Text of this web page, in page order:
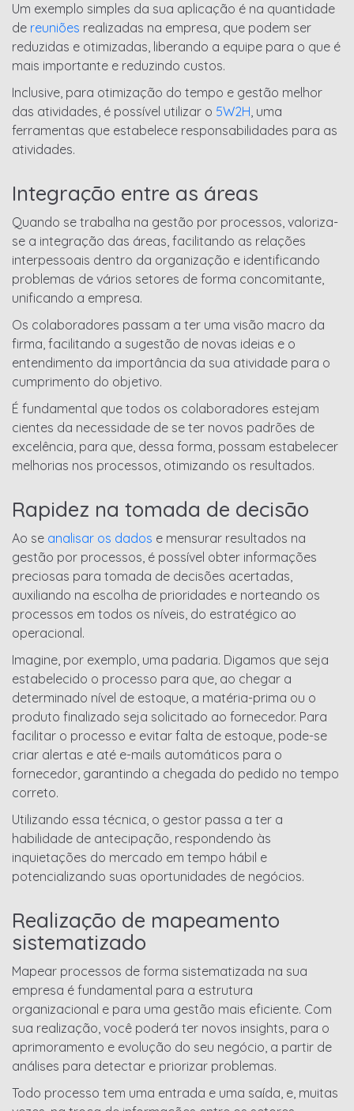
Um exemplo simples da sua aplicação é na quantidade
de reuniões realizadas na empresa, que podem ser
reduzidas e otimizadas, liberando a equipe para o que é
mais importante e reduzindo custos.
Inclusive, para otimização do tempo e gestão melhor
das atividades, é possível utilizar o 5W2H, uma
ferramentas que estabelece responsabilidades para as
atividades.
Integração entre as áreas
Quando se trabalha na gestão por processos, valoriza-
se a integração das áreas, facilitando as relações
interpessoais dentro da organização e identificando
problemas de vários setores de forma concomitante,
unificando a empresa.
Os colaboradores passam a ter uma visão macro da
firma, facilitando a sugestão de novas ideias e o
entendimento da importância da sua atividade para o
cumprimento do objetivo.
É fundamental que todos os colaboradores estejam
cientes da necessidade de se ter novos padrões de
excelência, para que, dessa forma, possam estabelecer
melhorias nos processos, otimizando os resultados.
Rapidez na tomada de decisão
Ao se analisar os dados e mensurar resultados na
gestão por processos, é possível obter informações
preciosas para tomada de decisões acertadas,
auxiliando na escolha de prioridades e norteando os
processos em todos os níveis, do estratégico ao
operacional.
Imagine, por exemplo, uma padaria. Digamos que seja
estabelecido o processo para que, ao chegar a
determinado nível de estoque, a matéria-prima ou o
produto finalizado seja solicitado ao fornecedor. Para
facilitar o processo e evitar falta de estoque, pode-se
criar alertas e até e-mails automáticos para o
fornecedor, garantindo a chegada do pedido no tempo
correto.
Utilizando essa técnica, o gestor passa a ter a
habilidade de antecipação, respondendo às
inquietações do mercado em tempo hábil e
potencializando suas oportunidades de negócios.
Realização de mapeamento
sistematizado
Mapear processos de forma sistematizada na sua
empresa é fundamental para a estrutura
organizacional e para uma gestão mais eficiente. Com
sua realização, você poderá ter novos insights, para o
aprimoramento e evolução do seu negócio, a partir de
análises para detectar e priorizar problemas.
Todo processo tem uma entrada e uma saída, e, muitas